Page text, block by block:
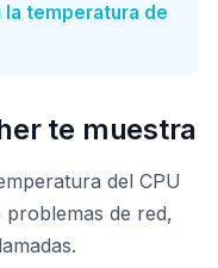
la temperatura de
te muestra
del CPU
de red,